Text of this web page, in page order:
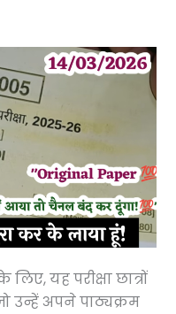
यह परीक्षा छात्रों
उन्हें अपने पाठ्यक्रम